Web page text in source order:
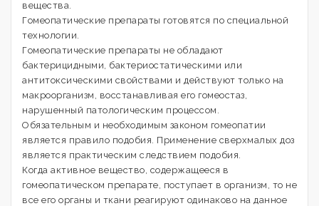
вещества.
Гомеопатические препараты готовятся по специальной
технологии.
Гомеопатические препараты не обладают
бактерицидными, бактериостатическими или
антитоксическими свойствами и действуют только на
макроорганизм, восстанавливая его гомеостаз,
нарушенный патологическим процессом.
Обязательным и необходимым законом гомеопатии
является правило подобия. Применение сверхмалых доз
является практическим следствием подобия.
Когда активное вещество, содержащееся в
гомеопатическом препарате, поступает в организм, то не
все его органы и ткани реагируют одинаково на данное